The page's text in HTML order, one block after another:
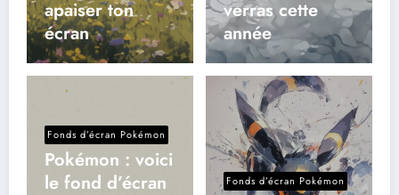
apaiser ton
écran
verras cette
année
Fonds d’écran Pokémon
Pokémon : voici
le fond d’écran
Fonds d’écran Pokémon